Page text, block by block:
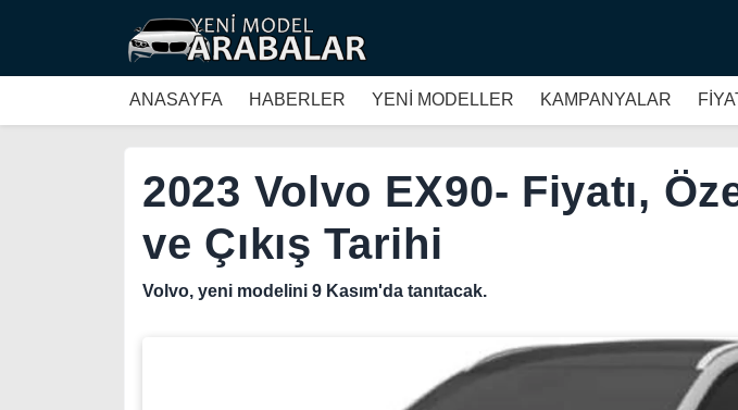
ANASAYFA HABERLER YENİ MODELLER KAMPANYALAR
2023 Volvo EX90- Fiyatı,
ve Çıkış Tarihi
Volvo, yeni modelini 9 Kasım'da tanıtacak.